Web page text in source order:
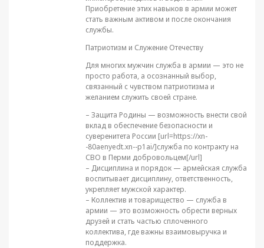
Приобретение этих навыков в армии может
стать важным активом и после окончания
службы.
Патриотизм и Служение Отечеству
Для многих мужчин служба в армии — это не
просто работа, а осознанный выбор,
связанный с чувством патриотизма и
желанием служить своей стране.
– Защита Родины — возможность внести свой
вклад в обеспечение безопасности и
суверенитета России [url=https://xn-
-80aenyedt.xn--p1ai/]служба по контракту на
СВО в Перми добровольцем[/url]
– Дисциплина и порядок — армейская служба
воспитывает дисциплину, ответственность,
укрепляет мужской характер.
– Коллектив и товарищество — служба в
армии — это возможность обрести верных
друзей и стать частью сплоченного
коллектива, где важны взаимовыручка и
поддержка.